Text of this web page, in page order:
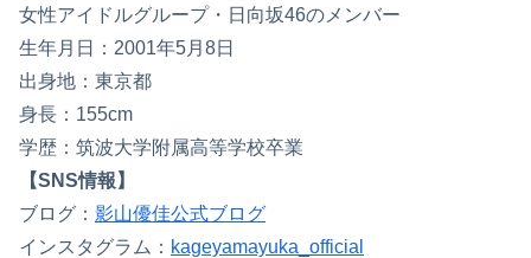
女性アイドルグループ・日向坂46のメンバー
生年月日：2001年5月8日
出身地：東京都
身長：155cm
学歴：筑波大学附属高等学校卒業
【SNS情報】
ブログ： 影山優佳公式ブログ
インスタグラム： kageyamayuka_official